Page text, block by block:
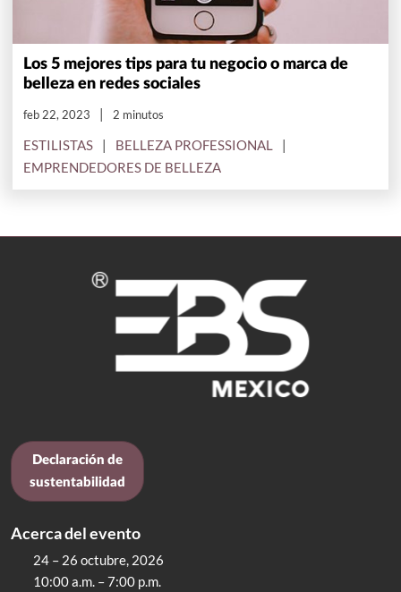
Los 5 mejores tips para tu negocio o marca de
belleza en redes sociales
feb 22, 2023 2 minutos
ESTILISTAS
BELLEZA PROFESSIONAL
EMPRENDEDORES DE BELLEZA
Declaración de
sustentabilidad
Acerca del evento
24 – 26 octubre, 2026
10:00 a.m. – 7:00 p.m.